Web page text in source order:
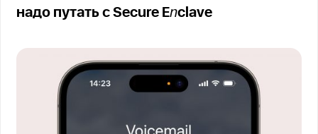
надо путать с Secure Enclave